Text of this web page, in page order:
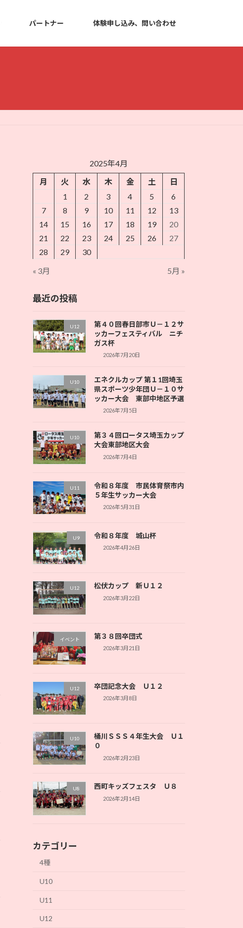
パートナー 体験申し込み、問い合わせ
2025年4月
月
火 水 木 金 土
日
1
2 3 4 5
6
7
8 9 10 11 12
13
14
15 16 17 18 19
20
21
22 23 24 25 26
27
28
29 30
« 3月 5月 »
最近の投稿
U12
第４０回春日部市Ｕ－１２サ
ッカーフェスティバル ニチ
ガス杯
2026年7月20日
U10
エネクルカップ 第１1回埼玉
県スポーツ少年団Ｕ－１０サ
ッカー大会 東部中地区予選
2026年7月5日
U10
第３４回ロータス埼玉カップ
大会東部地区大会
2026年7月4日
U11
令和８年度 市民体育祭市内
５年生サッカー大会
2026年5月31日
U9 令和８年度 城山杯
2026年4月26日
U12 松伏カップ 新Ｕ１２
2026年3月22日
イベント 第３８回卒団式
2026年3月21日
U12 卒団記念大会 Ｕ１２
2026年3月8日
U10
桶川ＳＳＳ４年生大会 Ｕ１
０
2026年2月23日
U8 西町キッズフェスタ Ｕ８
2026年2月14日
カテゴリー
4種
U10
U11
U12